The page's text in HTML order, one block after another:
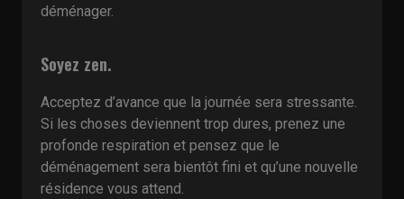
déménager.
Soyez zen.
Acceptez d’avance que la journée sera stressante.
Si les choses deviennent trop dures, prenez une
profonde respiration et pensez que le
déménagement sera bientôt fini et qu’une nouvelle
résidence vous attend.